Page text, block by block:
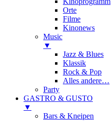
Orte
Filme
Kinonews
Music
▼
Jazz & Blues
Klassik
Rock & Pop
Alles andere…
Party
GASTRO & GUSTO
▼
Bars & Kneipen